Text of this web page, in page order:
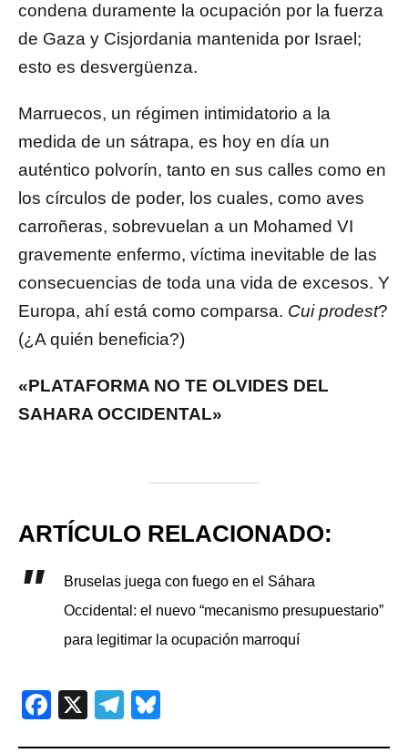
condena duramente la ocupación por la fuerza
de Gaza y Cisjordania mantenida por Israel;
esto es desvergüenza.
Marruecos, un régimen intimidatorio a la
medida de un sátrapa, es hoy en día un
auténtico polvorín, tanto en sus calles como en
los círculos de poder, los cuales, como aves
carroñeras, sobrevuelan a un Mohamed VI
gravemente enfermo, víctima inevitable de las
consecuencias de toda una vida de excesos. Y
Europa, ahí está como comparsa. Cui prodest?
(¿A quién beneficia?)
«PLATAFORMA NO TE OLVIDES DEL
SAHARA OCCIDENTAL»
ARTÍCULO RELACIONADO:
Bruselas juega con fuego en el Sáhara
Occidental: el nuevo “mecanismo presupuestario”
para legitimar la ocupación marroquí
Facebook
X Telegram